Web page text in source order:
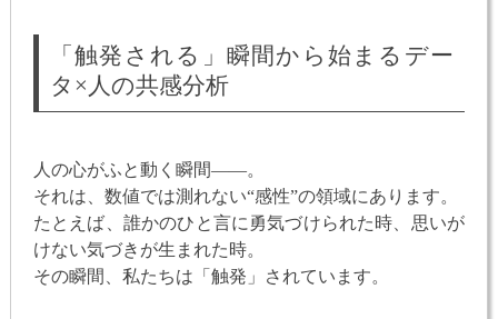
「触発される」瞬間から始まるデー
タ×人の共感分析
人の心がふと動く瞬間——。
それは、数値では測れない“感性”の領域にあります。
たとえば、誰かのひと言に勇気づけられた時、思いが
けない気づきが生まれた時。
その瞬間、私たちは「触発」されています。